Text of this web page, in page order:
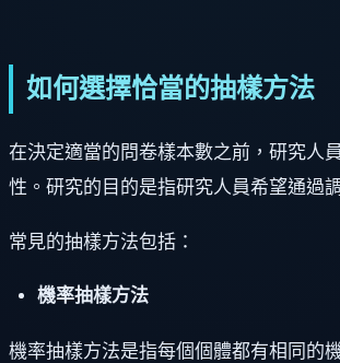
如何選擇恰當的抽樣方法
在決定適當的問卷樣本數之前，研究人
性。研究的目的是指研究人員希望通過
常見的抽樣方法包括：
機率抽樣方法
機率抽樣方法是指每個個體都有相同的